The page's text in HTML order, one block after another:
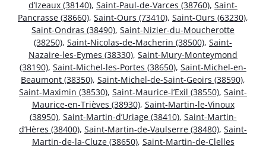
d’Izeaux (38140), Saint-Paul-de-Varces (38760), Saint-
Pancrasse (38660), Saint-Ours (73410), Saint-Ours (63230),
Saint-Ondras (38490), Saint-Nizier-du-Moucherotte
(38250), Saint-Nicolas-de-Macherin (38500), Saint-
Nazaire-les-Eymes (38330), Saint-Mury-Monteymond
(38190), Saint-Michel-les-Portes (38650), Saint-Michel-en-
Beaumont (38350), Saint-Michel-de-Saint-Geoirs (38590),
Saint-Maximin (38530), Saint-Maurice-l’Exil (38550), Saint-
Maurice-en-Trièves (38930), Saint-Martin-le-Vinoux
(38950), Saint-Martin-d’Uriage (38410), Saint-Martin-
d’Hères (38400), Saint-Martin-de-Vaulserre (38480), Saint-
Martin-de-la-Cluze (38650), Saint-Martin-de-Clelles